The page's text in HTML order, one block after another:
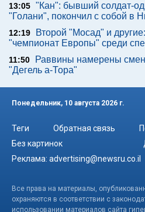
13:05 "Кан": бывший солдат-
"Голани", покончил с собой в
12:19
Второй "Мосад" и
"чемпионат Европы" среди
11:50
Раввины намерены
"Дегель а-Тора"
Понедельник, 10 августа 2026 г.
Теги Обратная связь
Без картинок
Реклама: advertising@newsru.co.il
Все права на материалы,
охраняются в соответствии с
использовании материалов сайта